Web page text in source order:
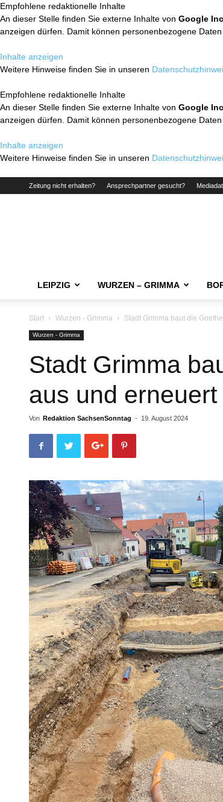
Empfohlene redaktionelle Inhalte
An dieser Stelle finden Sie externe Inhalte von Google
anzeigen dürfen. Damit können personenbezogene
Inhalte anzeigen
Weitere Hinweise finden Sie in unseren
Empfohlene redaktionelle Inhalte
An dieser Stelle finden Sie externe Inhalte von Google
anzeigen dürfen. Damit können personenbezogene
Inhalte anzeigen
Weitere Hinweise finden Sie in unseren
Zeitung nicht erhalten? Ansprechpartner gesucht?
LEIPZIG WURZEN – GRIMMA
Start Wurzen - Grimma Stadt Grimma baut die
Wurzen - Grimma
Stadt Grimma
aus und
Von Redaktion SachsenSonntag - 19. August 2024